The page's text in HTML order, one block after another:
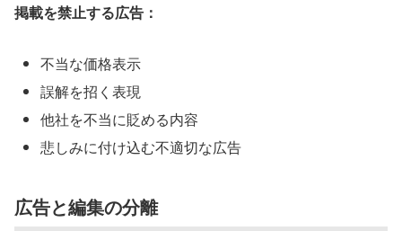
掲載を禁止する広告：
不当な価格表示
誤解を招く表現
他社を不当に貶める内容
悲しみに付け込む不適切な広告
広告と編集の分離